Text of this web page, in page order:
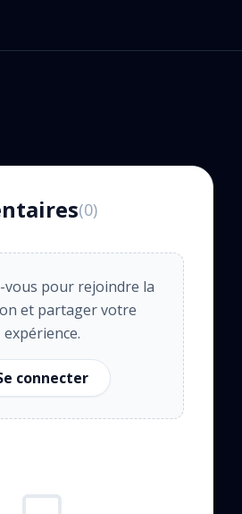
(0)
vous pour rejoindre la
et partager votre
expérience.
connecter